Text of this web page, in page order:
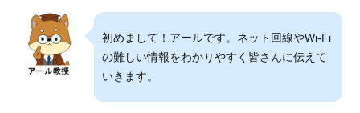
初めまして！アールです。ネット回線やWi-Fi
の難しい情報をわかりやすく皆さんに伝えて
いきます。